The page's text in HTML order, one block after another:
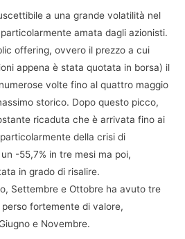
a una grande volatilità nel
amata dagli azionisti.
offering, ovvero il prezzo a cui
appena è stata quotata in borsa) il
volte fino al quattro maggio
storico. Dopo questo picco,
ricaduta che è arrivata fino ai
della crisi di
-55,7% in tre mesi ma poi,
in grado di risalire.
Settembre e Ottobre ha avuto tre
fortemente di valore,
e Novembre.